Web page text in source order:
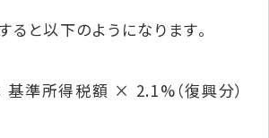
と以下のようになります。
基準所得税額 × 2.1%（復興分）